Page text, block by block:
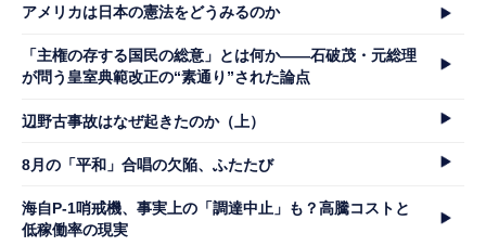
アメリカは日本の憲法をどうみるのか
「主権の存する国民の総意」とは何か――石破茂・元総理
が問う皇室典範改正の“素通り”された論点
辺野古事故はなぜ起きたのか（上）
8月の「平和」合唱の欠陥、ふたたび
海自P-1哨戒機、事実上の「調達中止」も？高騰コストと
低稼働率の現実